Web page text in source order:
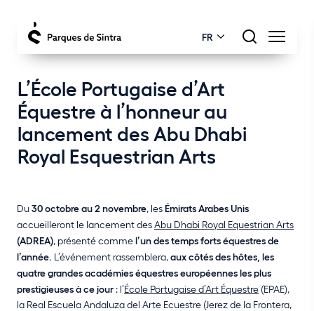
FR
L’École Portugaise d’Art
Équestre à l’honneur au
lancement des Abu Dhabi
Royal Esquestrian Arts
Du30 octobre au 2 novembre, lesÉmirats Arabes Unis
accueilleront le lancement desAbu Dhabi Royal Equestrian Arts
(ADREA), présenté commel’un des temps forts équestres de
l’année L’événement rassemblera,aux côtés des hôtes, les
quatre grandes académies équestres européennesles plus
prestigieuses à ce jour : l’École Portugaise d’Art Équestre (EPAE),
la Real Escuela Andaluza del Arte Ecuestre (Jerez de la Frontera,